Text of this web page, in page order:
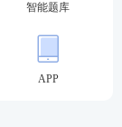
智能题库
APP